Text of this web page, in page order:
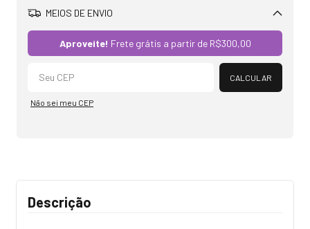
MEIOS DE ENVIO
Aproveite! Frete grátis a partir de R$300,00
CALCULAR
Não sei meu CEP
Descrição